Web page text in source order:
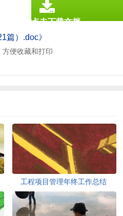
篇）.doc》
便收藏和打印
点击下载文档
文档为doc格式
工程项目管理年终工作总结